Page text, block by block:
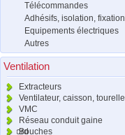
Télécommandes
Adhésifs, isolation, fixation
Equipements électriques
Autres
Ventilation
Extracteurs
Ventilateur, caisson, tourelle
VMC
Réseau conduit gaine
raccordBouches